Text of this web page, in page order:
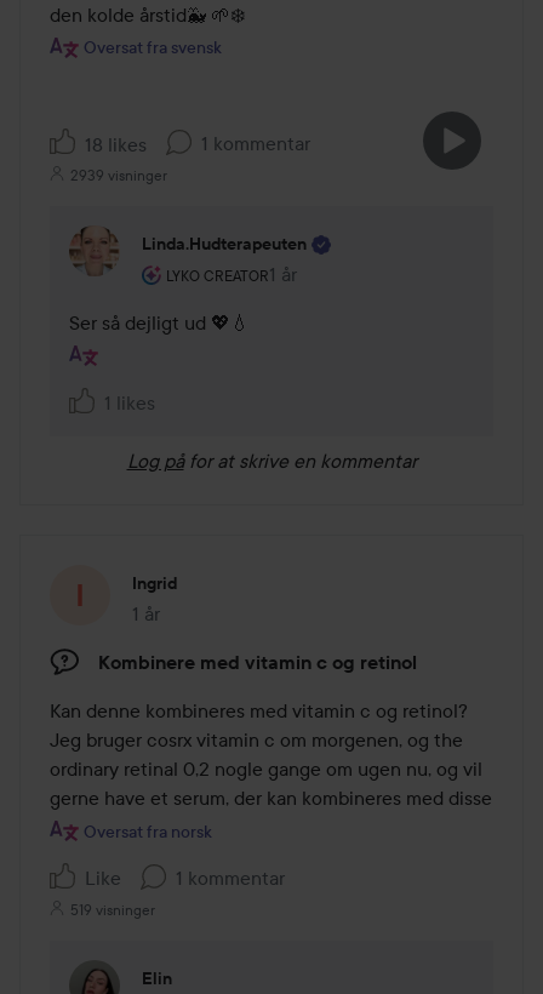
den kolde årstid🐳 🌱❄️
Oversat fra svensk
18 likes 1 kommentar
2939 visninger
Linda.hudterapeuten
LYKO CREATOR
Brugerens rolle: Lyko Creator.
1 år
Kommentaren lades 1 år
Ser så dejligt ud 💖💧
1 likes
Log på for at skrive en kommentar
Ingrid
1 år
Posten blev oprettet 1 år
Kombinere med vitamin c og retinol
Kan denne kombineres med vitamin c og retinol?
Jeg bruger cosrx vitamin c om morgenen, og the
ordinary retinal 0,2 nogle gange om ugen nu, og vil
gerne have et serum, der kan kombineres med disse
Oversat fra norsk
Like 1 kommentar
519 visninger
Elin